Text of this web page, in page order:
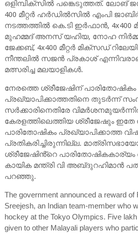
ഒളിമ്പിക്‌സില്‍ പങ്കെടുത്തത്. ലോങ്
400 മീറ്റര്‍ ഹര്‍ഡില്‍സില്‍ എംപി
നടത്തത്തില്‍ കെ.ടി ഇര്‍ഫാന്‍, 4x400
മുഹമ്മദ് അനസ് യഹിയ, നോഹ
ജേക്കബ്, 4x400 മീറ്റര്‍ മിക്‌സഡ്
നീന്തലില്‍ സജന്‍ പ്രകാശ്
മത്സരിച്ച മലയാളികള്‍.
നേരത്തെ ശ്രീജേഷിന് പാരിതോഷികം
പ്രഖ്യാപിക്കാത്തതിനെ തുടര്‍ന്ന്
സര്‍ക്കാരിനെതിരേ
കേരളത്തിലെത്തിയ ശ്രീജേഷും ഇതേ
പാരിതോഷികം പ്രഖ്യാപിക്കാത്ത
പ്രതികരിച്ചിരുന്നില്ല.
ശ്രീജേഷിൻ്റെ പാരിതോഷികകാര്യം
കായിക മന്ത്രി വി അബ്‌ദുറഹിമാൻ
പറഞ്ഞു.
The government announced a reward of
Sreejesh, an Indian team-member who
hockey at the Tokyo Olympics. Five
given to other Malayali players who